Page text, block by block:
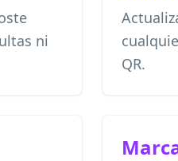
ni
QR.